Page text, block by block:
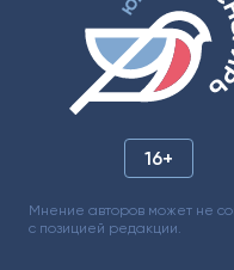
16+
Мнение авторов может не
с позицией редакции.